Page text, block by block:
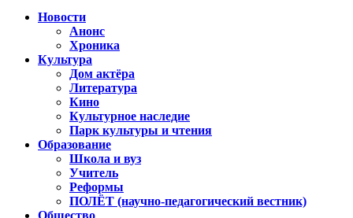
Новости
Анонс
Хроника
Культура
Дом актёра
Литература
Кино
Культурное наследие
Парк культуры и чтения
Образование
Школа и вуз
Учитель
Реформы
ПОЛЁТ (научно-педагогический вестник)